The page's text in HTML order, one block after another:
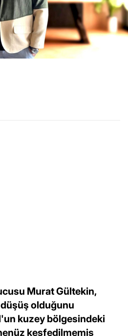
Murat Gültekin,
düşüş olduğunu
kuzey bölgesindeki
keşfedilmemiş